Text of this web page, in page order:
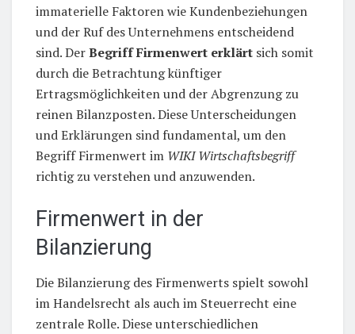
immaterielle Faktoren wie Kundenbeziehungen
und der Ruf des Unternehmens entscheidend
sind. DerBegriff Firmenwert erklärt sich somit
durch die Betrachtung künftiger
Ertragsmöglichkeiten und der Abgrenzung zu
reinen Bilanzposten. Diese Unterscheidungen
und Erklärungen sind fundamental, um den
Begriff Firmenwert im WIKI Wirtschaftsbegriff
richtig zu verstehen und anzuwenden.
Firmenwert in der
Bilanzierung
Die Bilanzierung des Firmenwerts spielt sowohl
im Handelsrecht als auch im Steuerrecht eine
zentrale Rolle. Diese unterschiedlichen